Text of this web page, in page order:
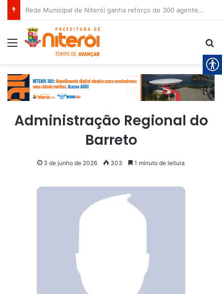
Rede Municipal de Niterói ganha reforço de 300 agentes de apoio escolar
Menu
Administração Regional do
Barreto
3 de junho de 2026 303 1 minuto de leitura